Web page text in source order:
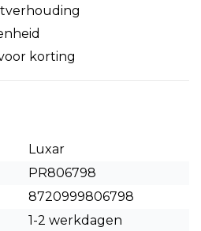
korting
Luxar
PR806798
8720999806798
1-2 werkdagen